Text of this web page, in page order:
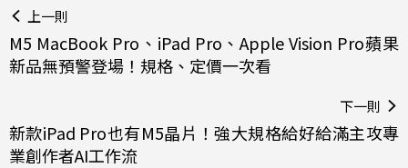
上一則
M5 MacBook Pro、iPad Pro、Apple Vision Pro蘋果
新品無預警登場！規格、定價一次看
下一則
新款iPad Pro也有M5晶片！強大規格給好給滿主攻專
業創作者AI工作流